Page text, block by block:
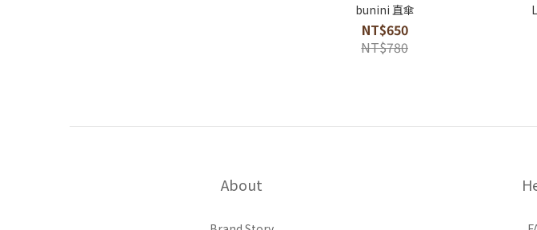
bunini 直傘
NT$650
NT$780
About